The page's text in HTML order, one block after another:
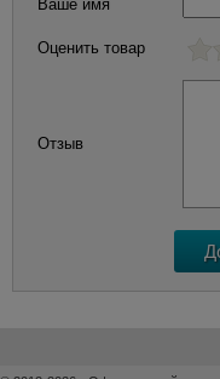
Ваше имя
Оценить товар
Отзыв